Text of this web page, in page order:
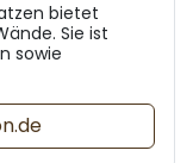
bietet
Sie ist
sowie